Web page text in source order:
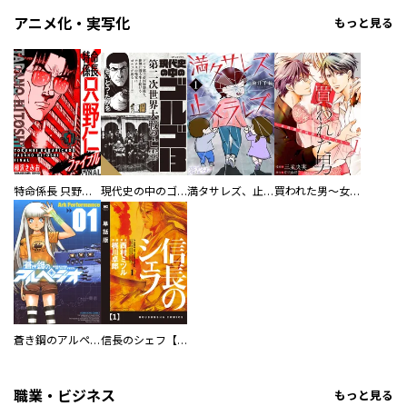
アニメ化・実写化 もっと見る
特命係長 只野仁ファイナル 愛蔵版 現代史の中のゴルゴ13 満タサレズ、止メラレズ 買われた男～女性限定快感セラピスト～【描き下ろしおまけ付き特装版】
蒼き鋼のアルペジオ 信長のシェフ【単話版】
職業・ビジネス もっと見る